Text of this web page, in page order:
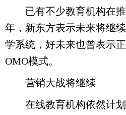
已有不少教育机构在推
年，新东方表示未来将继
学系统，好未来也曾表示
OMO模式。
营销大战将继续
在线教育机构依然计划